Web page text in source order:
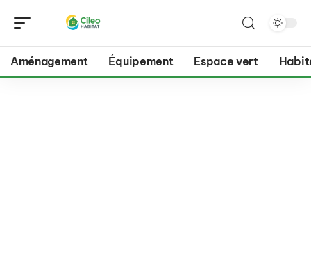
Aménagement Équipement Espace vert